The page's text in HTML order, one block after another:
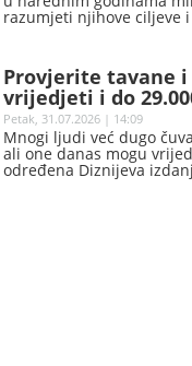
razumjeti njihove ciljeve
Provjerite tavane i
vrijedjeti i do
Petak, 31.07.2026 | 14:09
Mnogi ljudi već dugo
ali one danas mogu
određena Diznijeva